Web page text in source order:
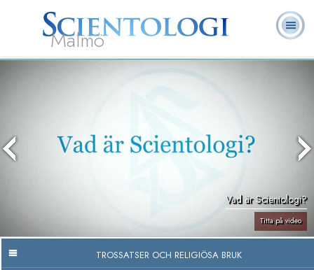
Malmö
Vad är Scientologi?
Titta på video
TROSSATSER OCH RELIGIÖSA BRUK